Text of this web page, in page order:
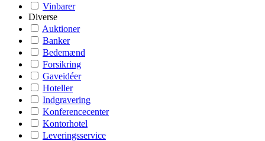
Vinbarer
Diverse
Auktioner
Banker
Bedemænd
Forsikring
Gaveidéer
Hoteller
Indgravering
Konferencecenter
Kontorhotel
Leveringsservice